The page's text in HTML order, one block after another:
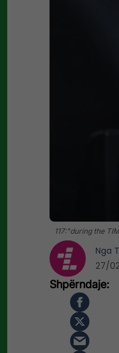
117:"during the
Nga
27/